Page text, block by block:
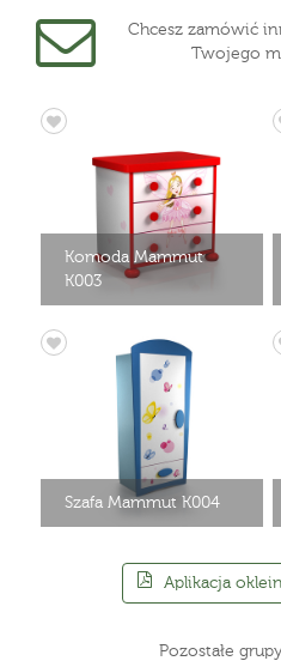
Chcesz zamówić
Twojego
Komoda Mammut
K003
Szafa Mammut K004
Aplikacja
Pozostałe